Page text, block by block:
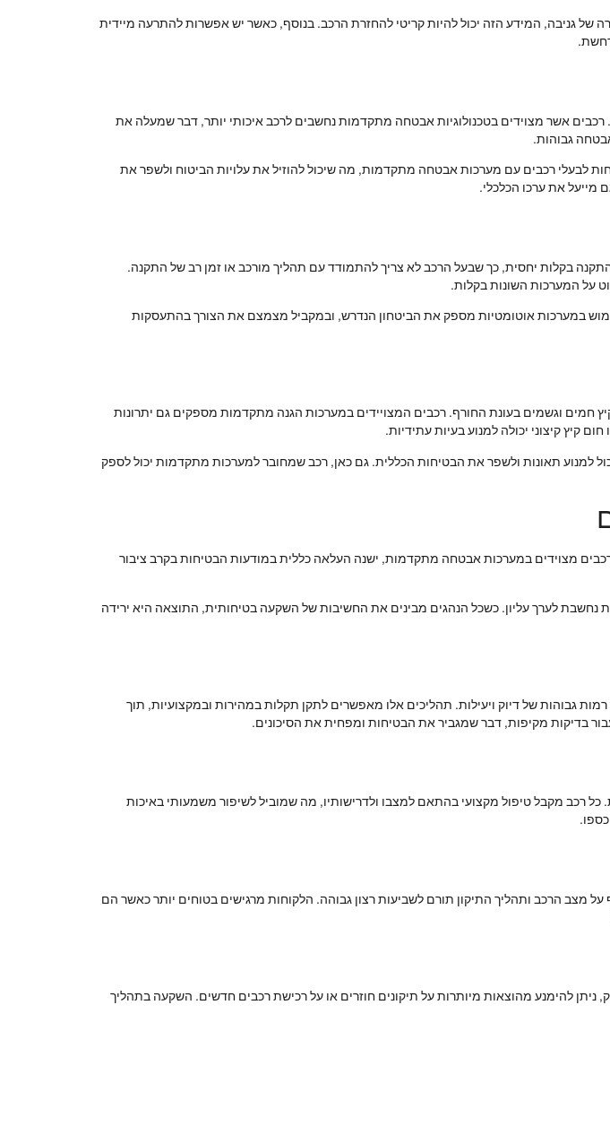
גניבה, המידע הזה יכול להיות קריטי להחזרת הרכב. בנוסף, כאשר יש אפשרות להתרעה מיידית
אשר מצוידים בטכנולוגיות אבטחה מתקדמות נחשבים לרכב איכותי יותר, דבר שמעלה את
גבוהות.
לבעלי רכבים עם מערכות אבטחה מתקדמות, מה שיכול להוזיל את עלויות הביטוח ולשפר את
את ערכו הכלכלי.
בקלות יחסית, כך שבעל הרכב לא צריך להתמודד עם תהליך מורכב או זמן רב של התקנה.
על המערכות השונות בקלות.
במערכות אוטומטיות מספק את הביטחון הנדרש, ובמקביל מצמצם את הצורך בהתעסקות
חמים וגשמים בעונת החורף. רכבים המצויידים במערכות הגנה מתקדמות מספקים גם יתרונות
קיץ קיצוני יכולה למנוע בעיות עתידיות.
למנוע תאונות ולשפר את הבטיחות הכללית. גם כאן, רכב שמחובר למערכות מתקדמות יכול לספק
מצוידים במערכות אבטחה מתקדמות, ישנה העלאה כללית במודעות הבטיחות בקרב ציבור
נחשבת לערך עליון. כשכל הנהגים מבינים את החשיבות של השקעה בטיחותית, התוצאה היא ירידה
גבוהות של דיוק ויעילות. תהליכים אלו מאפשרים לתקן תקלות במהירות ובמקצועיות, תוך
בדיקות מקיפות, דבר שמגביר את הבטיחות ומפחית את הסיכונים.
רכב מקבל טיפול מקצועי בהתאם למצבו ולדרישותיו, מה שמוביל לשיפור משמעותי באיכות
מצב הרכב ותהליך התיקון תורם לשביעות רצון גבוהה. הלקוחות מרגישים בטוחים יותר כאשר הם
ניתן להימנע מהוצאות מיותרות על תיקונים חוזרים או על רכישת רכבים חדשים. השקעה בתהליך